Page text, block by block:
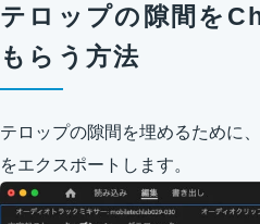
テロップの隙間を
もらう方法
テロップの隙間を埋めるために
をエクスポートします。